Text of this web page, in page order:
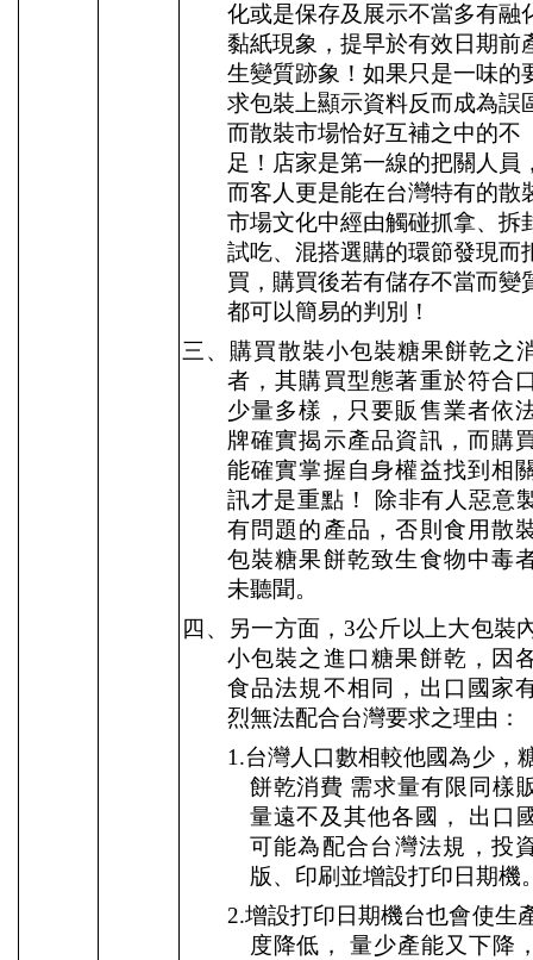
化或是保存及展示不當多有融
黏紙現象，提早於有效日期前
生變質跡象！如果只是一味的
求包裝上顯示資料反而成為誤
而散裝市場恰好互補之中的不
足！店家是第一線的把關人員
而客人更是能在台灣特有的散
市場文化中經由觸碰抓拿、拆
試吃、混搭選購的環節發現而
買，購買後若有儲存不當而變
都可以簡易的判別！
三、購買散裝小包裝糖果餅乾之
者，其購買型態著重於符合
少量多樣，只要販售業者依
牌確實揭示產品資訊，而購
能確實掌握自身權益找到相
訊才是重點！
除非有人惡意
有問題的產品，否則食用散
包裝糖果餅乾致生食物中毒
未聽聞。
四、另一方面， 3公斤以上大包裝
小包裝之進口糖果餅乾，因
食品法規不相同，出口國家
烈無法配合台灣要求之理由：
1.台灣人口數相較他國為少，
餅乾消費 需求量有限同樣
量遠不及其他各國，
出口
可能為配合台灣法規，投
版、印刷並增設打印日期機
2.增設打印日期機台也會使生
度降低，
量少產能又下降